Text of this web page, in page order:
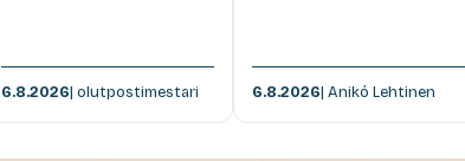
6.8.2026| olutpostimestari 6.8.2026| Anikó Lehtinen